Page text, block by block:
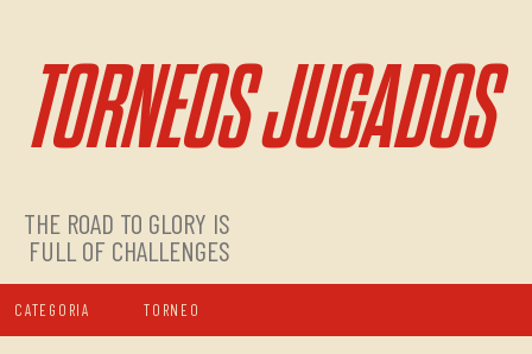
TORNEOS JUGADOS
THE ROAD TO GLORY IS
FULL OF CHALLENGES
CATEGORIA TORNEO